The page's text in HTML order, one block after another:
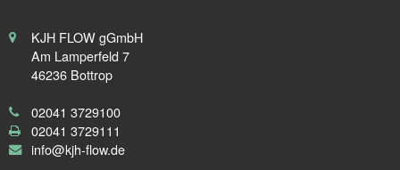
KJH FLOW gGmbH
Am Lamperfeld 7
46236 Bottrop
02041 3729100
02041 3729111
info@kjh-flow.de